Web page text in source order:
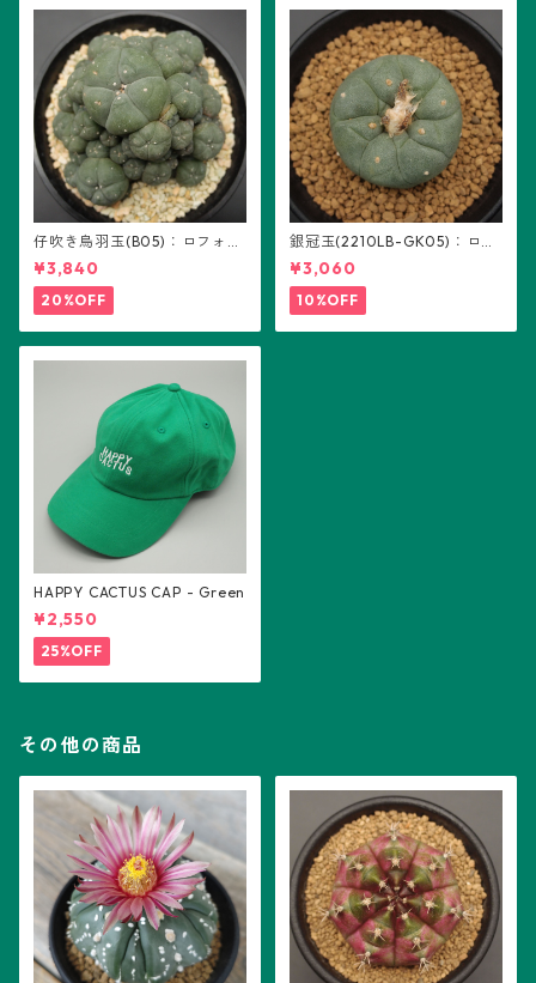
仔吹き烏羽玉(B05)：ロフォフ
ォラ属
¥3,840
20%OFF
銀冠玉(2210LB-GK05)：ロフ
ォフォラ属 ※実生
¥3,060
10%OFF
HAPPY CACTUS CAP - Green
¥2,550
25%OFF
その他の商品